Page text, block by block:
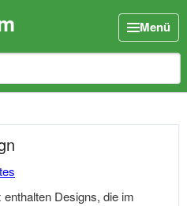
Menü
Designs, die im